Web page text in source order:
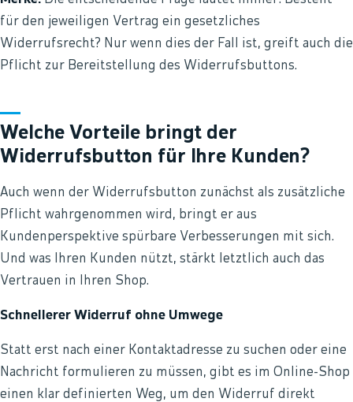
für den jeweiligen Vertrag ein gesetzliches
Widerrufsrecht? Nur wenn dies der Fall ist, greift auch die
Pflicht zur Bereitstellung des Widerrufsbuttons.
Welche Vorteile bringt der
Widerrufsbutton für Ihre Kunden?
Auch wenn der Widerrufsbutton zunächst als zusätzliche
Pflicht wahrgenommen wird, bringt er aus
Kundenperspektive spürbare Verbesserungen mit sich.
Und was Ihren Kunden nützt, stärkt letztlich auch das
Vertrauen in Ihren Shop.
Schnellerer Widerruf ohne Umwege
Statt erst nach einer Kontaktadresse zu suchen oder eine
Nachricht formulieren zu müssen, gibt es im Online-Shop
einen klar definierten Weg, um den Widerruf direkt